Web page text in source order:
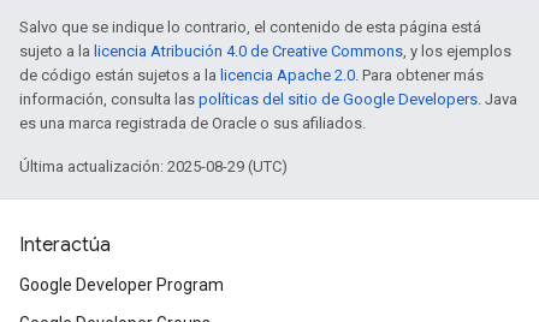
Salvo que se indique lo contrario, el contenido de esta página está
sujeto a la licencia Atribución 4.0 de Creative Commons, y los ejemplos
de código están sujetos a la licencia Apache 2.0. Para obtener más
información, consulta las políticas del sitio de Google Developers. Java
es una marca registrada de Oracle o sus afiliados.
Última actualización: 2025-08-29 (UTC)
Interactúa
Google Developer Program